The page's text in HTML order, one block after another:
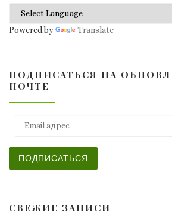
Powered by Translate
ПОДПИСАТЬСЯ НА
ПОЧТЕ
ПОДПИСАТЬСЯ
СВЕЖИЕ ЗАПИСИ